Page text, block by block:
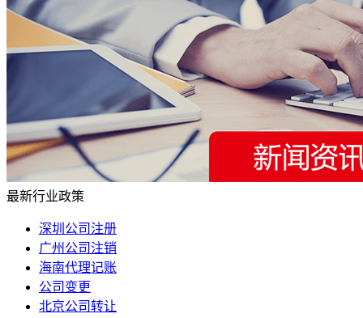
最新行业政策
深圳公司注册
广州公司注销
海南代理记账
公司变更
北京公司转让